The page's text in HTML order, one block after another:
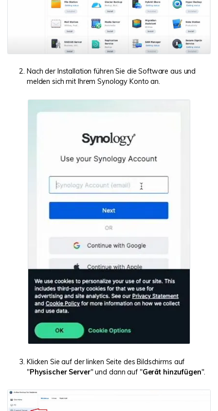
Nach der Installation führen Sie die Software aus und
melden sich mit Ihrem Synology Konto an.
Klicken Sie auf der linken Seite des Bildschirms auf
"Physischer Server" und dann auf "Gerät hinzufügen".